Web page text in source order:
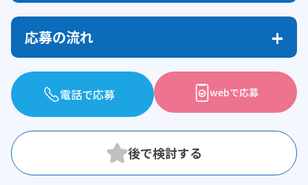
応募の流れ
電話で応募 webで応募